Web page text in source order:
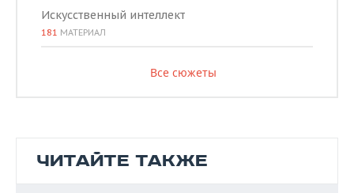
Искусственный интеллект
181 МАТЕРИАЛ
Все сюжеты
ЧИТАЙТЕ ТАКЖЕ